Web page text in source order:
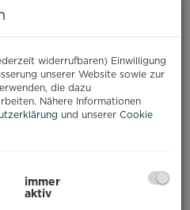
mehrere
und fußläufig
. Restaurants,
Kaffeehäuser.
das Einkaufszentrum
von
und Banken schaffen
– es fehlt wirklich an
widerrufbaren) Einwilligung
unserer Website sowie zur
die dazu
Nähere Informationen
und unserer Cookie
immer
aktiv